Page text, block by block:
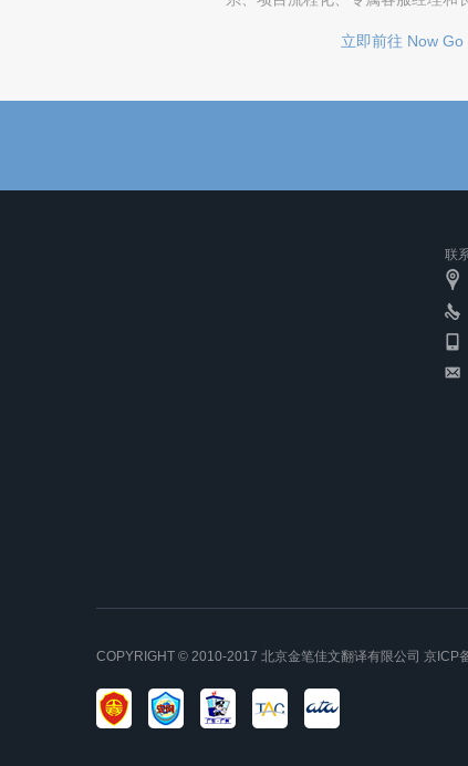
立即前往 Now
联
COPYRIGHT © 2010-2017 北京金笔佳文翻译有限公司 京ICP